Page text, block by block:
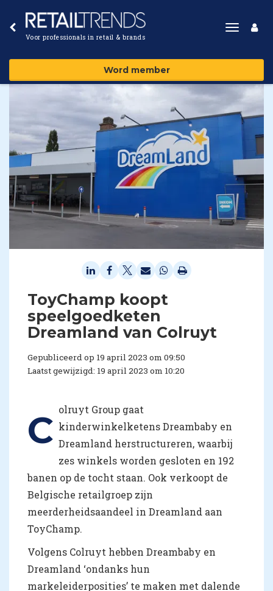
Voor professionals in retail & brands
Toggle
Word member
ToyChamp koopt
speelgoedketen
Dreamland van Colruyt
Gepubliceerd op 19 april 2023 om 09:50
Laatst gewijzigd: 19 april 2023 om 10:20
C olruyt Group gaat
kinderwinkelketens Dreambaby en
Dreamland herstructureren, waarbij
zes winkels worden gesloten en 192
banen op de tocht staan. Ook verkoopt de
Belgische retailgroep zijn
meerderheidsaandeel in Dreamland aan
ToyChamp.
Volgens Colruyt hebben Dreambaby en
Dreamland ‘ondanks hun
markeleiderposities’ te maken met dalende